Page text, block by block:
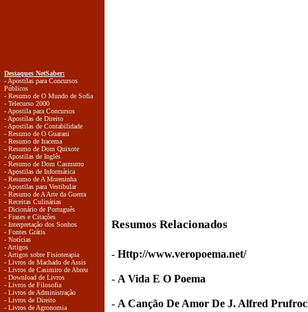
Destaques NetSaber:
- Apostilas para Concursos
Públicos
- Resumo de O Mundo de Sofia
- Telecurso 2000
- Apostila para Concursos
- Apostilas de Direito
- Apostilas de Contabilidade
- Resumo de O Guarani
- Resumo de Iracema
- Resumo de Dom Quixote
- Apostilas de Inglês
- Resumo de Dom Casmurro
- Apostilas de Informática
- Resumo de A Moreninha
- Apostilas para Vestibular
- Resumo de A Arte da Guerra
- Receitas Culinárias
- Dicionário de Português
- Frases e Citações
- Interpretação dos Sonhos
- Fontes Grátis
- Notícias
- Artigos
- Artigos sobre Fisioterapia
- Livros de Machado de Assis
- Livros de Casimiro de Abreu
- Download de Livros
- Livros de Filosofia
- Livros de Administração
- Livros de Direito
- Livros de Agronomia
Resumos Relacionados
- Http://www.veropoema.net/
- A Vida E O Poema
- A Canção De Amor De J. Alfred